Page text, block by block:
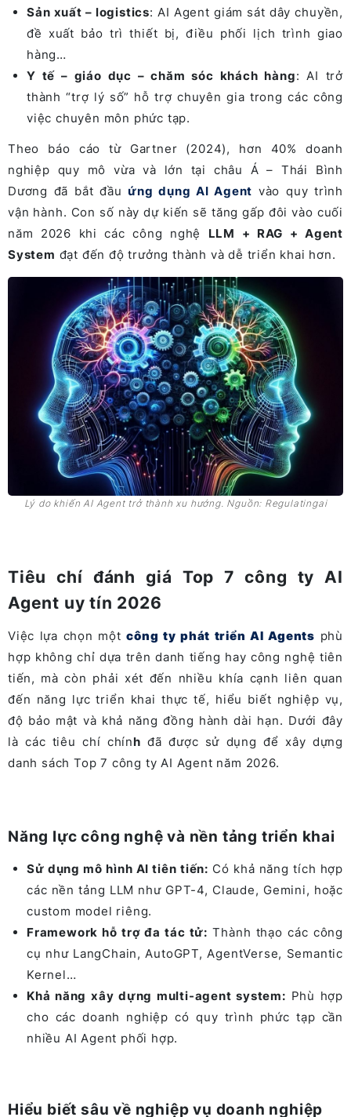
Sản xuất – logistics: AI Agent giám sát dây chuyền,
đề xuất bảo trì thiết bị, điều phối lịch trình giao
hàng…
Y tế – giáo dục – chăm sóc khách hàng: AI trở
thành “trợ lý số” hỗ trợ chuyên gia trong các công
việc chuyên môn phức tạp.
Theo báo cáo từ Gartner (2024), hơn 40% doanh
nghiệp quy mô vừa và lớn tại châu Á – Thái Bình
Dương đã bắt đầu ứng dụng AI Agent vào quy trình
vận hành. Con số này dự kiến sẽ tăng gấp đôi vào cuối
năm 2026 khi các công nghệ LLM + RAG + Agent
System đạt đến độ trưởng thành và dễ triển khai hơn.
Lý do khiến AI Agent trở thành xu hướng. Nguồn: Regulatingai
Tiêu chí đánh giá Top 7 công ty AI
Agent uy tín 2026
Việc lựa chọn mộtcông ty phát triển AI Agents phù
hợp không chỉ dựa trên danh tiếng hay công nghệ tiên
tiến, mà còn phải xét đến nhiều khía cạnh liên quan
đến năng lực triển khai thực tế, hiểu biết nghiệp vụ,
độ bảo mật và khả năng đồng hành dài hạn. Dưới đây
là các tiêu chí chính đã được sử dụng để xây dựng
danh sách Top 7 công ty AI Agent năm 2026.
Năng lực công nghệ và nền tảng triển khai
Sử dụng mô hình AI tiên tiến: Có khả năng tích hợp
các nền tảng LLM như GPT-4, Claude, Gemini, hoặc
custom model riêng.
Framework hỗ trợ đa tác tử: Thành thạo các công
cụ như LangChain, AutoGPT, AgentVerse, Semantic
Kernel…
Khả năng xây dựng multi-agent system: Phù hợp
cho các doanh nghiệp có quy trình phức tạp cần
nhiều AI Agent phối hợp.
Hiểu biết sâu về nghiệp vụ doanh nghiệp